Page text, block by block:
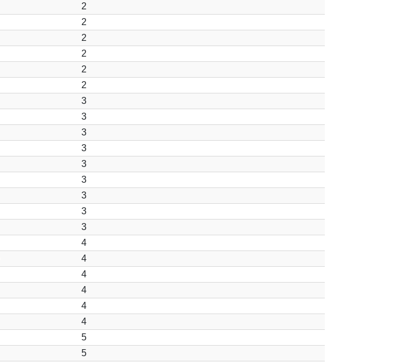
2
2
2
2
2
2
3
3
3
3
3
3
3
3
3
4
4
4
4
4
4
5
5